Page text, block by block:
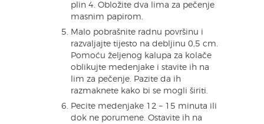
plin 4. Obložite dva lima za pečenje
masnim papirom.
Malo pobrašnite radnu površinu i
razvaljajte tijesto na debljinu 0,5 cm.
Pomoću željenog kalupa za kolače
oblikujte medenjake i stavite ih na
lim za pečenje. Pazite da ih
razmaknete kako bi se mogli širiti.
Pecite medenjake 12 – 15 minuta ili
dok ne porumene. Ostavite ih na